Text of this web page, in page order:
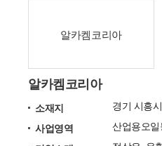
알카켐코리아
알카켐코리아
소재지
경기 시흥시
사업영역